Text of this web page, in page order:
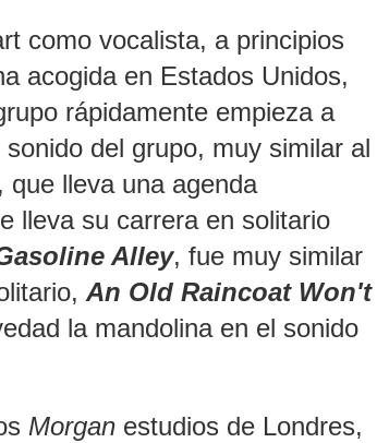
como vocalista, a principios
acogida en Estados Unidos,
rápidamente empieza a
del grupo, muy similar al
que lleva una agenda
lleva su carrera en solitario
Alley, fue muy similar
An Old Raincoat Won't
la mandolina en el sonido
Morgan estudios de Londres,